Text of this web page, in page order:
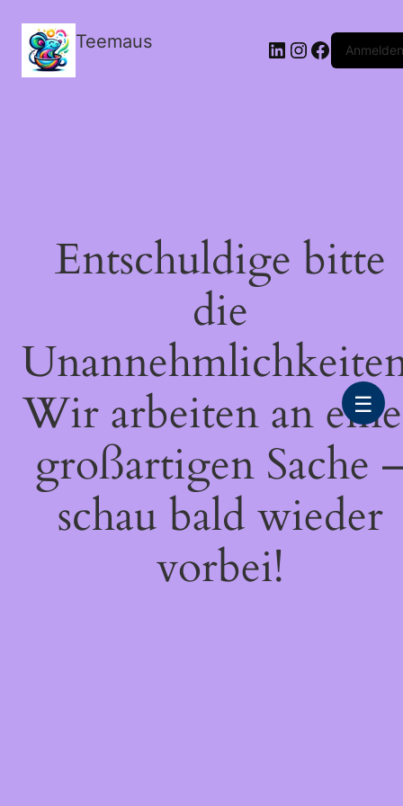
Teemaus LinkedIn
Instagram
FacebookAnmelden
Entschuldige bitte
die
Wir arbeiten an
großartigen Sache
schau bald wieder
vorbei!
☰